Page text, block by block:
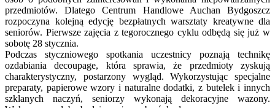
przedmiotów. Dlatego Centrum Handlowe Auchan Bydgoszcz
rozpoczyna kolejną edycję bezpłatnych warsztaty kreatywne dla
seniorów. Pierwsze zajęcia z tegorocznego cyklu odbędą się już w
sobotę 28 stycznia.
Podczas styczniowego spotkania uczestnicy poznają technikę
ozdabiania decoupage, która sprawia, że przedmioty zyskują
charakterystyczny, postarzony wygląd. Wykorzystując specjalne
preparaty, papierowe wzory i naturalne dodatki, z butelek i innych
szklanych naczyń, seniorzy wykonają dekoracyjne wazony.